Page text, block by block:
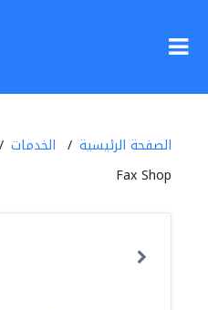
الصفحة الرئيسية الخدمات
Fax Shop